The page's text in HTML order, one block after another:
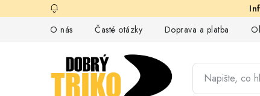
na
O nás
Časté otázky Doprava a platba